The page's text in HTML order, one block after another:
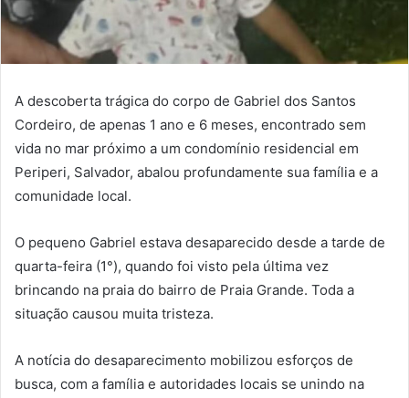
A descoberta trágica do corpo de Gabriel dos Santos
Cordeiro, de apenas 1 ano e 6 meses, encontrado sem
vida no mar próximo a um condomínio residencial em
Periperi, Salvador, abalou profundamente sua família e a
comunidade local.
O pequeno Gabriel estava desaparecido desde a tarde de
quarta-feira (1°), quando foi visto pela última vez
brincando na praia do bairro de Praia Grande. Toda a
situação causou muita tristeza.
A notícia do desaparecimento mobilizou esforços de
busca, com a família e autoridades locais se unindo na